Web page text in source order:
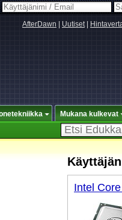
AfterDawn Uutiset|
Mukana kulkevat
Intel